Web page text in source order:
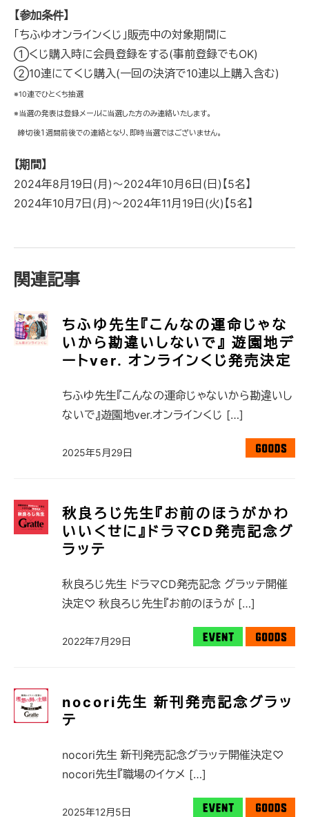
【参加条件】
「ちふゆオンラインくじ」販売中の対象期間に
①くじ購入時に会員登録をする(事前登録でもOK)
②10連にてくじ購入(一回の決済で10連以上購入含む)
※10連でひとくち抽選
※当選の発表は登録メールに当選した方のみ連絡いたします。
締切後１週間前後での連絡となり、即時当選ではございません。
【期間】
2024年8月19日(月)～2024年10月6日(日)【5名】
2024年10月7日(月)～2024年11月19日(火)【5名】
関連記事
ちふゆ先生『こんなの運命じゃな
いから勘違いしないで』 遊園地デ
ートver. オンラインくじ発売決定
ちふゆ先生『こんなの運命じゃないから勘違いし
ないで』遊園地ver.オンラインくじ […]
2025年5月29日
秋良ろじ先生『お前のほうがかわ
いいくせに』ドラマCD発売記念グ
ラッテ
秋良ろじ先生 ドラマCD発売記念 グラッテ開催
決定♡ 秋良ろじ先生『お前のほうが […]
2022年7月29日
nocori先生 新刊発売記念グラッ
テ
nocori先生 新刊発売記念グラッテ開催決定♡
nocori先生『職場のイケメ […]
2025年12月5日